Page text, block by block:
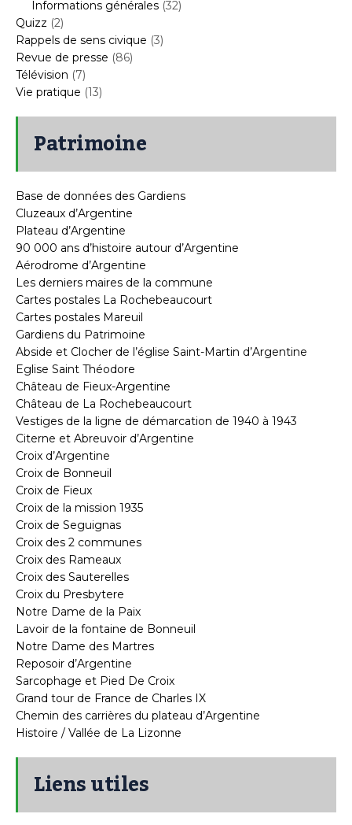
Informations générales (32)
Quizz (2)
Rappels de sens civique (3)
Revue de presse (86)
Télévision (7)
Vie pratique (13)
Patrimoine
Base de données des Gardiens
Cluzeaux d’Argentine
Plateau d’Argentine
90 000 ans d’histoire autour d’Argentine
Aérodrome d’Argentine
Les derniers maires de la commune
Cartes postales La Rochebeaucourt
Cartes postales Mareuil
Gardiens du Patrimoine
Abside et Clocher de l’église Saint-Martin d’Argentine
Eglise Saint Théodore
Château de Fieux-Argentine
Château de La Rochebeaucourt
Vestiges de la ligne de démarcation de 1940 à 1943
Citerne et Abreuvoir d’Argentine
Croix d’Argentine
Croix de Bonneuil
Croix de Fieux
Croix de la mission 1935
Croix de Seguignas
Croix des 2 communes
Croix des Rameaux
Croix des Sauterelles
Croix du Presbytere
Notre Dame de la Paix
Lavoir de la fontaine de Bonneuil
Notre Dame des Martres
Reposoir d’Argentine
Sarcophage et Pied De Croix
Grand tour de France de Charles IX
Chemin des carrières du plateau d’Argentine
Histoire / Vallée de La Lizonne
Liens utiles